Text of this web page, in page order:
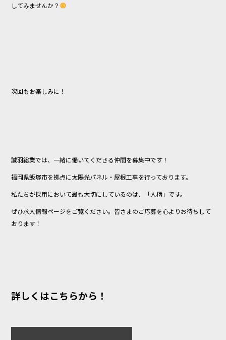
してみませんか？
次回もお楽しみに！
誠羽総業では、一緒に働いてくださる仲間を募集中です！
福岡県飯塚市を拠点に太陽光パネル・屋根工事を行っております。
私たちが採用において最も大切にしているのは、「人柄」です。
ぜひ求人情報ページをご覧ください。皆さまのご応募を心よりお待ちして
おります！
詳しくはこちらから！